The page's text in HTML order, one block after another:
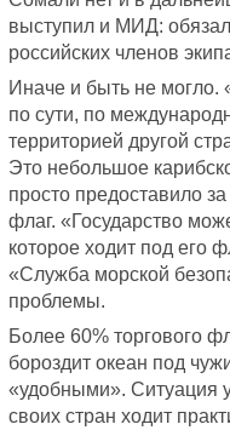
выступил и МИД:
российских членов
Иначе и быть не могло.
по сути, по
территорией другой
Это небольшое
просто предоставило
флаг. «Государство
которое ходит под его
«Служба морской
проблемы.
Более 60% торгового
бороздит океан под
«удобными». Ситуация
своих стран ходит